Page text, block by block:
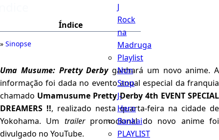
J
Rock
na
Madruga
Playlist
Non
Stop
J-
Hero
Bankai
PLAYLIST
Índice
Sinopse
Uma Musume: Pretty Derbyganhará um novo anime. A
informação foi dada no evento anual especial da franquia
chamado Umamusume Pretty Derby 4th EVENT SPECIAL
DREAMERS !!, realizado nesta quarta-feira na cidade de
Yokohama. Um trailerpromocional do novo anime foi
divulgado no YouTube.